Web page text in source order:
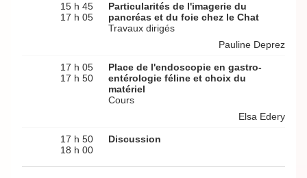
15 h 45
17 h 05
Particularités de l'imagerie du
pancréas et du foie chez le Chat
Travaux dirigés
Pauline Deprez
17 h 05
17 h 50
Place de l'endoscopie en gastro-
entérologie féline et choix du
matériel
Cours
Elsa Edery
17 h 50
18 h 00
Discussion